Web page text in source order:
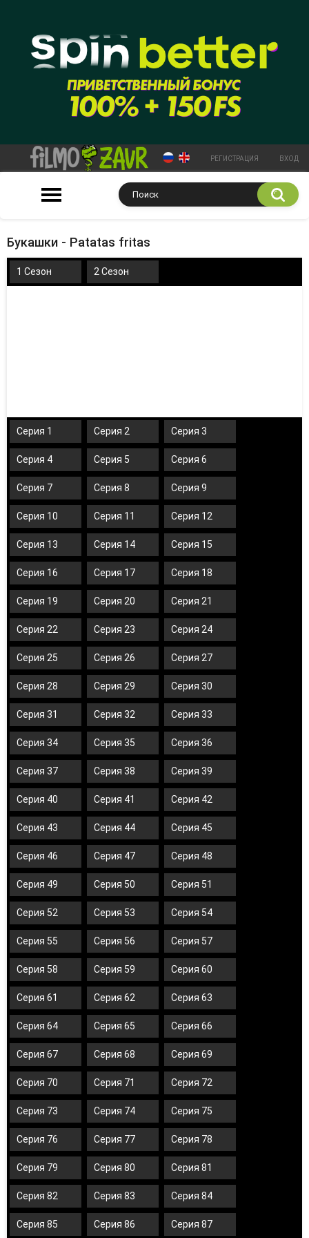
РЕГИСТРАЦИЯ ВХОД
Букашки - Patatas fritas
1 Сезон 2 Сезон
Серия 1 Серия 2 Серия 3
Серия 4 Серия 5 Серия 6
Серия 7 Серия 8 Серия 9
Серия 10 Серия 11 Серия 12
Серия 13 Серия 14 Серия 15
Серия 16 Серия 17 Серия 18
Серия 19 Серия 20 Серия 21
Серия 22 Серия 23 Серия 24
Серия 25 Серия 26 Серия 27
Серия 28 Серия 29 Серия 30
Серия 31 Серия 32 Серия 33
Серия 34 Серия 35 Серия 36
Серия 37 Серия 38 Серия 39
Серия 40 Серия 41 Серия 42
Серия 43 Серия 44 Серия 45
Серия 46 Серия 47 Серия 48
Серия 49 Серия 50 Серия 51
Серия 52 Серия 53 Серия 54
Серия 55 Серия 56 Серия 57
Серия 58 Серия 59 Серия 60
Серия 61 Серия 62 Серия 63
Серия 64 Серия 65 Серия 66
Серия 67 Серия 68 Серия 69
Серия 70 Серия 71 Серия 72
Серия 73 Серия 74 Серия 75
Серия 76 Серия 77 Серия 78
Серия 79 Серия 80 Серия 81
Серия 82 Серия 83 Серия 84
Серия 85 Серия 86 Серия 87